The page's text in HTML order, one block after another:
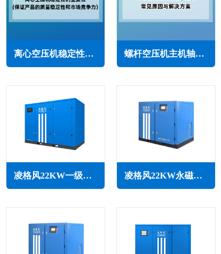
离心空压机稳定性的重要性(保证产品的质量稳定性和市场竞争力) 螺杆空压机主机轴承磨损的常见原因与解决方案
凌格风22KW一级能效永磁变频空压机LCH系列 凌格风22KW永磁变频无油水润滑空压机LSW PM系列